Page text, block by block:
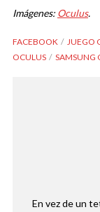
Imágenes: Oculus.
FACEBOOK JUEGO
OCULUS
SAMSUNG
En vez de un